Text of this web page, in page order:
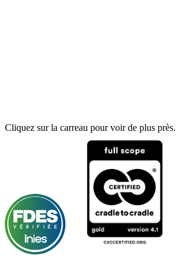
Cliquez sur la carreau pour voir de plus près.